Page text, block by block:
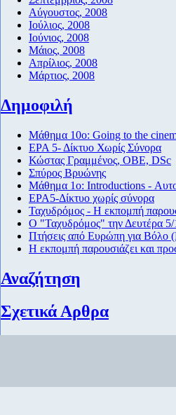
Αύγουστος, 2008
Ιούλιος, 2008
Ιούνιος, 2008
Μάιος, 2008
Απρίλιος, 2008
Μάρτιος, 2008
Δημοφιλή
Μάθημα 10ο: Going to the
ΕΡΑ 5- Δίκτυο Χωρίς Σύνορα
Κώστας Γραμμένος, ΟΒΕ, DSc
Σπύρος Βρυώνης
Μάθημα 1ο: Introductions -
ΕΡΑ5-Δίκτυο χωρίς σύνορα
Ταχυδρόμος - Η εκπομπή
Ο "Ταχυδρόμος" την Δευτέρα 5/
Πτήσεις από Eυρώπη για Βόλο
Η εκπομπή παρουσιάζει και
Αναζήτηση
Σχετικά Αρθρα